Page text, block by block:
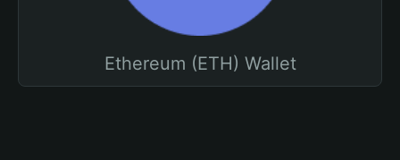
Ethereum (ETH) Wallet